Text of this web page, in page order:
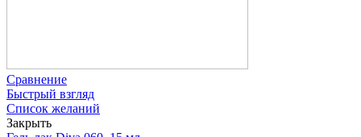
Сравнение
Быстрый взгляд
Список желаний
Закрыть